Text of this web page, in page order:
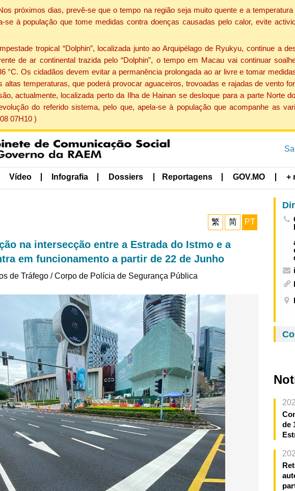
próximos dias, prevê-se que o tempo na região seja muito quente e a
se à população que tome medidas contra doenças causadas pelo calor, evite
tropical “Dolphin”, localizada junto ao Arquipélago de Ryukyu, continue a
de ar continental trazida pelo “Dolphin”, o tempo em Macau vai continuar
°C. Os cidadãos devem evitar a permanência prolongada ao ar livre e tomar
altas temperaturas, que poderá provocar aguaceiros, trovoadas e rajadas de vento
actualmente, localizada perto da Ilha de Hainan se desloque para a parte Norte
do referido sistema, pelo que, apela-se à população que acompanhe as
07H10 )
Vídeo Infografia Dossiers Reportagens GOV.MO +
繁 简 PT
na intersecção entre a Estrada do Istmo e a
em funcionamento a partir de 22 de Junho
de Tráfego / Corpo de Polícia de Segurança Pública
de